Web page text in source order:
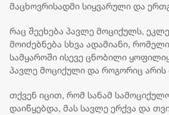
მაცხოვრისადმი სიყვარული და
რაც შეეხება პავლე მოციქულს,
მოიძებნება სხვა ადამიანი,
სამყაროში ისევე ცნობილი
პავლე მოციქული და როგორიც არის
თქვენ იცით, რომ სანამ
დაიწყებდა, მას სავლე ერქვა და